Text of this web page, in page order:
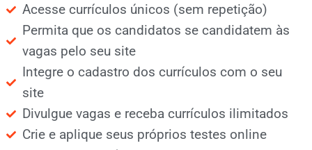
Acesse currículos únicos (sem repetição)
Permita que os candidatos se candidatem às
vagas pelo seu site
Integre o cadastro dos currículos com o seu
site
Divulgue vagas e receba currículos ilimitados
Crie e aplique seus próprios testes online